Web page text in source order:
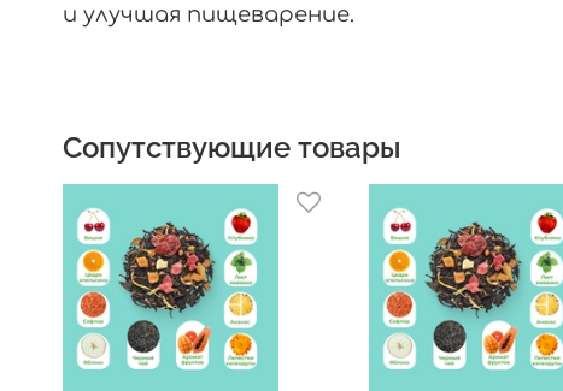
и улучшая пищеварение.
Сопутствующие товары